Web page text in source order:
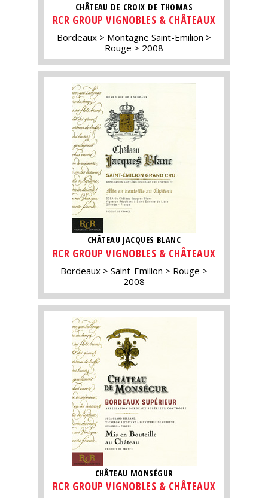
CHÂTEAU DE CROIX DE THOMAS
RCR GROUP VIGNOBLES & CHÂTEAUX
Bordeaux
Montagne Saint-Emilion
Rouge
2008
CHÂTEAU JACQUES BLANC
RCR GROUP VIGNOBLES & CHÂTEAUX
Bordeaux Saint-Emilion
Rouge
2008
CHÂTEAU MONSÉGUR
RCR GROUP VIGNOBLES & CHÂTEAUX